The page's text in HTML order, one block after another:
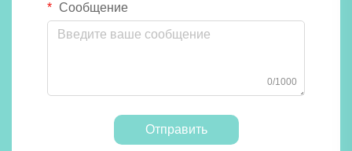
Сообщение
0/1000
Отправить